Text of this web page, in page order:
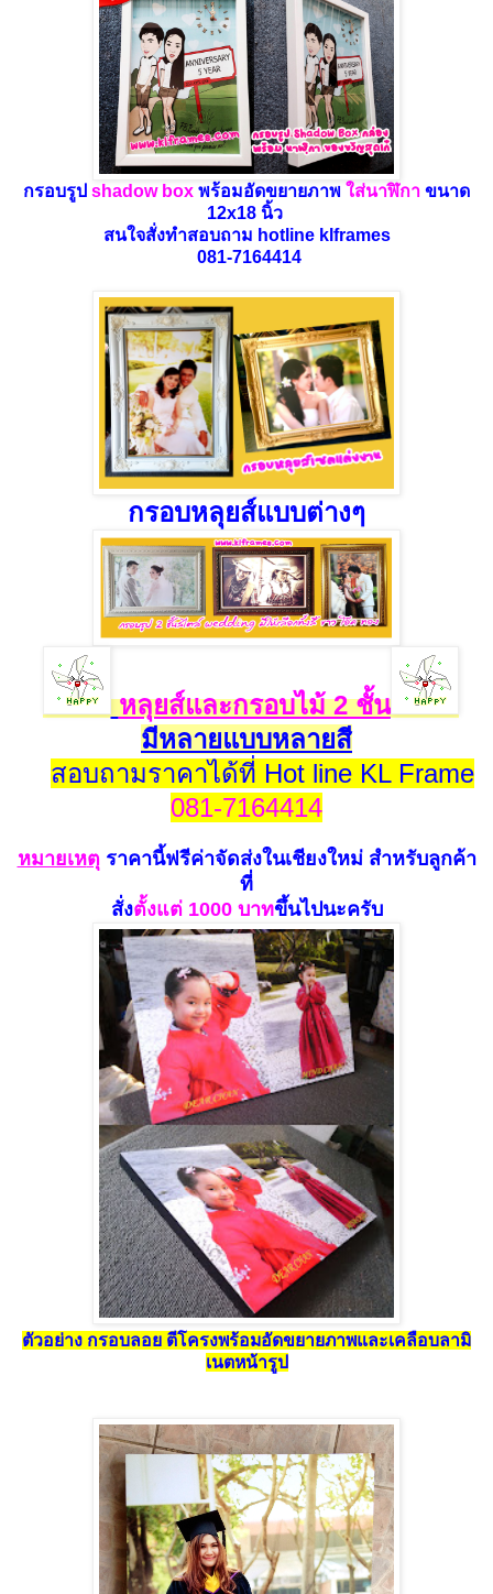
กรอบรูป shadow box พร้อมอัดขยายภาพ ใส่นาฬิกา ขนาด
12x18 นิ้ว
สนใจสั่งทำสอบถาม hotline klframes
081-7164414
กรอบหลุยส์แบบต่างๆ
หลุยส์และกรอบไม้ 2 ชั้น
มีหลายแบบหลายสี
สอบถามราคาได้ที่ Hot line KL Frame
081-7164414
หมายเหตุราคานี้ฟรีค่าจัดส่งในเชียงใหม่ สำหรับลูกค้า
ที่
สั่งตั้งแต่ 1000 บาทขึ้นไปนะครับ
ตัวอย่าง กรอบลอย ตีโครงพร้อมอัดขยายภาพและเคลือบลามิ
เนตหน้ารูป